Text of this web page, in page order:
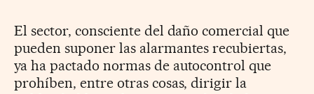
El sector, consciente del daño comercial que
pueden suponer las alarmantes recubiertas,
ya ha pactado normas de autocontrol que
prohíben, entre otras cosas, dirigir la